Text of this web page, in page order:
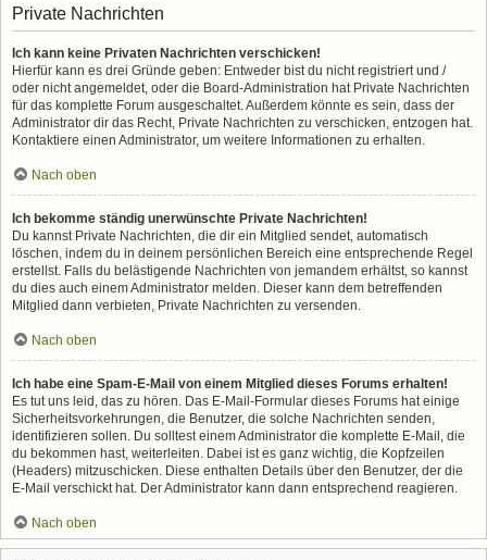
Private Nachrichten
Ich kann keine Privaten Nachrichten verschicken!
Hierfür kann es drei Gründe geben: Entweder bist du nicht registriert und /
oder nicht angemeldet, oder die Board-Administration hat Private Nachrichten
für das komplette Forum ausgeschaltet. Außerdem könnte es sein, dass der
Administrator dir das Recht, Private Nachrichten zu verschicken, entzogen hat.
Kontaktiere einen Administrator, um weitere Informationen zu erhalten.
Nach oben
Ich bekomme ständig unerwünschte Private Nachrichten!
Du kannst Private Nachrichten, die dir ein Mitglied sendet, automatisch
löschen, indem du in deinem persönlichen Bereich eine entsprechende Regel
erstellst. Falls du belästigende Nachrichten von jemandem erhältst, so kannst
du dies auch einem Administrator melden. Dieser kann dem betreffenden
Mitglied dann verbieten, Private Nachrichten zu versenden.
Nach oben
Ich habe eine Spam-E-Mail von einem Mitglied dieses Forums erhalten!
Es tut uns leid, das zu hören. Das E-Mail-Formular dieses Forums hat einige
Sicherheitsvorkehrungen, die Benutzer, die solche Nachrichten senden,
identifizieren sollen. Du solltest einem Administrator die komplette E-Mail, die
du bekommen hast, weiterleiten. Dabei ist es ganz wichtig, die Kopfzeilen
(Headers) mitzuschicken. Diese enthalten Details über den Benutzer, der die
E-Mail verschickt hat. Der Administrator kann dann entsprechend reagieren.
Nach oben